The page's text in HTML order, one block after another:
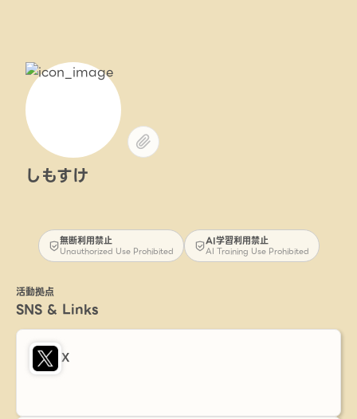
しもすけ
無断利用禁止
Unauthorized Use Prohibited
AI学習利用禁止
AI Training Use Prohibited
活動拠点
SNS & Links
X